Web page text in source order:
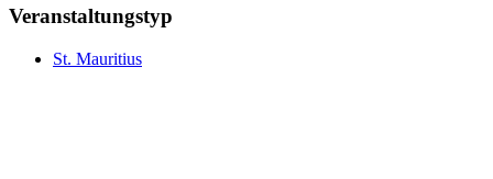
Veranstaltungstyp
St. Mauritius